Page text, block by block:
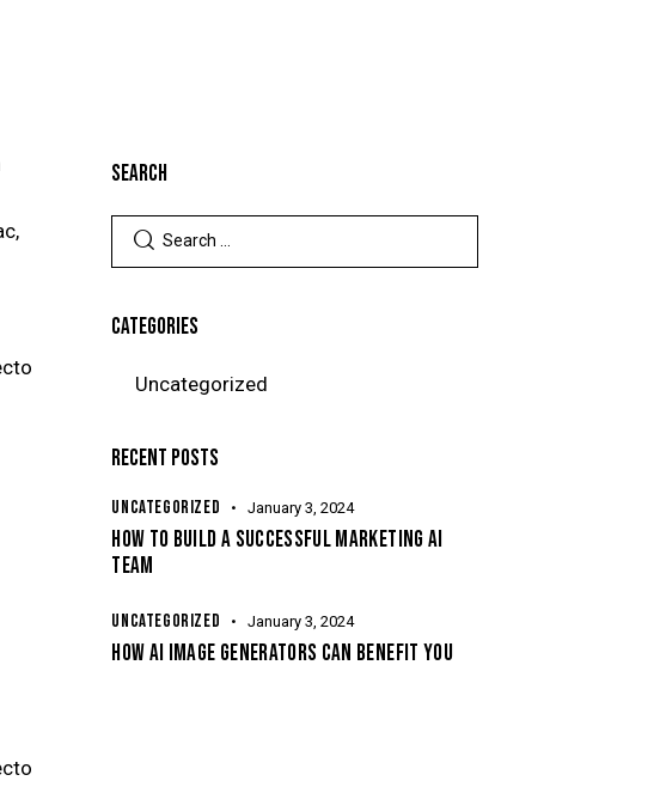
SEARCH
CATEGORIES
Uncategorized
RECENT POSTS
UNCATEGORIZED January 3, 2024
HOW TO BUILD A SUCCESSFUL MARKETING AI
TEAM
UNCATEGORIZED January 3, 2024
HOW AI IMAGE GENERATORS CAN BENEFIT YOU